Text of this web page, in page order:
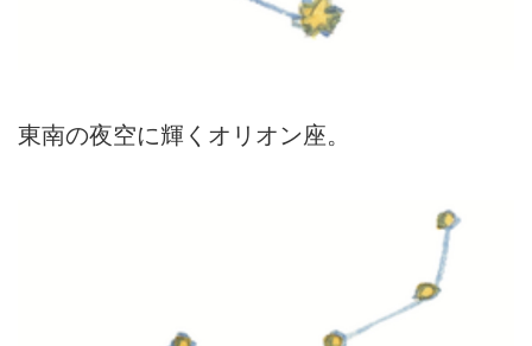
東南の夜空に輝くオリオン座。